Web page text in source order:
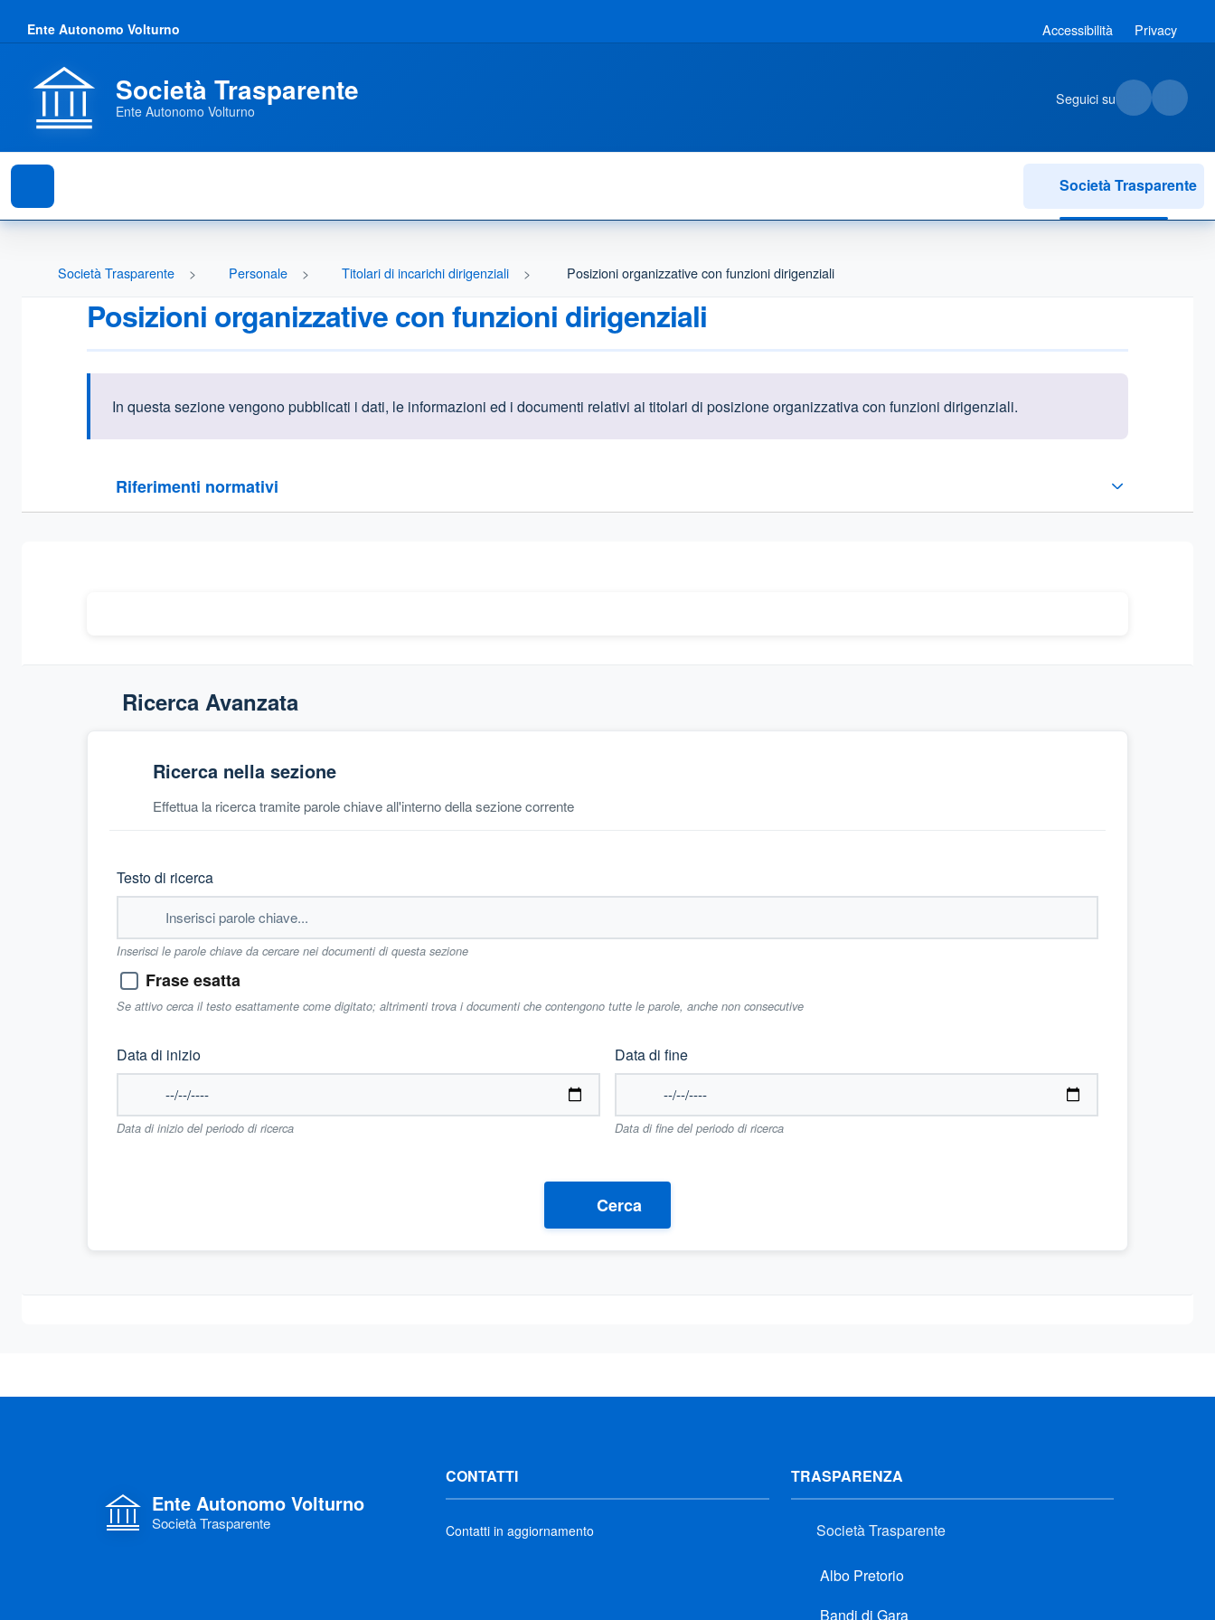
Ente Autonomo Volturno Accessibilità Privacy
Società Trasparente
Ente Autonomo Volturno
Seguici su
Società Trasparente
Società Trasparente Personale Titolari di incarichi dirigenziali Posizioni organizzative con funzioni dirigenziali
Posizioni organizzative con funzioni dirigenziali
Informazioni introduttive
In questa sezione vengono pubblicati i dati, le informazioni ed i documenti relativi ai titolari di posizione organizzativa con funzioni dirigenziali.
Riferimenti normativi
Sezione compressa
Ricerca Avanzata
Ricerca nella sezione
Effettua la ricerca tramite parole chiave all'interno della sezione corrente
Testo di ricerca
Inserisci le parole chiave da cercare nei documenti di questa sezione
Frase esatta
Se attivo cerca il testo esattamente come digitato; altrimenti trova i documenti che contengono tutte le parole, anche non consecutive
Data di inizio
Data di inizio del periodo di ricerca
Data di fine
Data di fine del periodo di ricerca
Cerca
Ente Autonomo Volturno
Società Trasparente
CONTATTI
Contatti in aggiornamento
TRASPARENZA
Società Trasparente
Albo Pretorio
Bandi di Gara